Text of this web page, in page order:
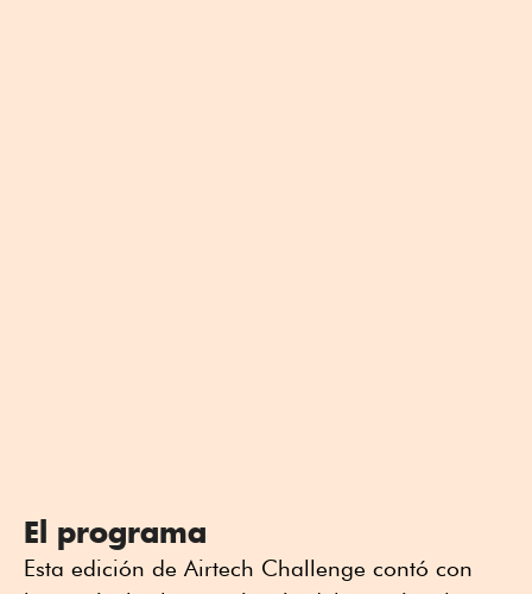
El programa
Esta edición de Airtech Challenge contó con